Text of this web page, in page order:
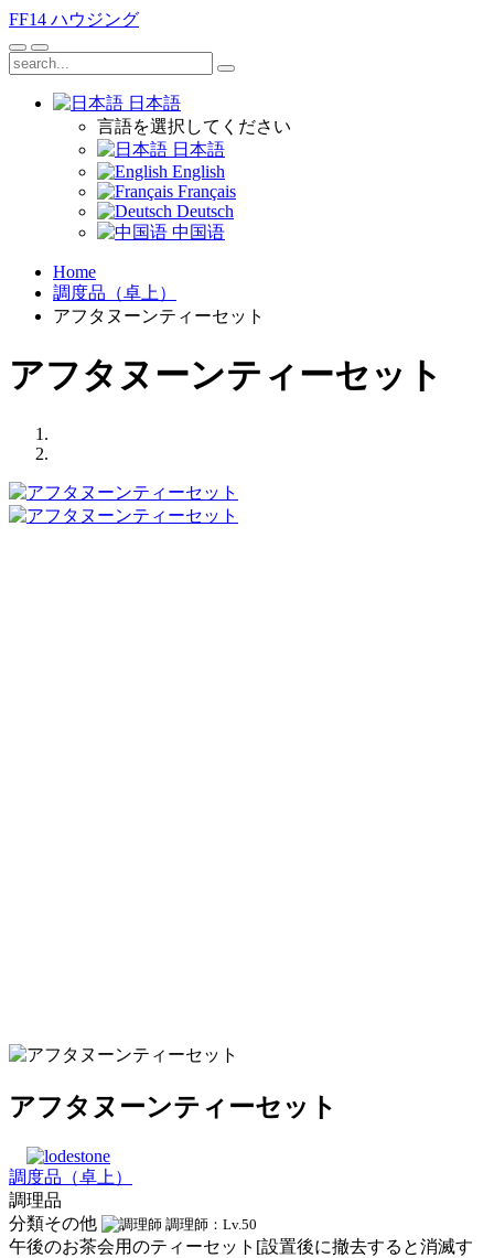
FF14 ハウジング
日本語
言語を選択してください
日本語
English
Français
Deutsch
中国语
Home
調度品（卓上）
アフタヌーンティーセット
アフタヌーンティーセット
アフタヌーンティーセット
調度品（卓上）
調理品
分類その他
調理師：Lv.50
午後のお茶会用のティーセット[設置後に撤去すると消滅す